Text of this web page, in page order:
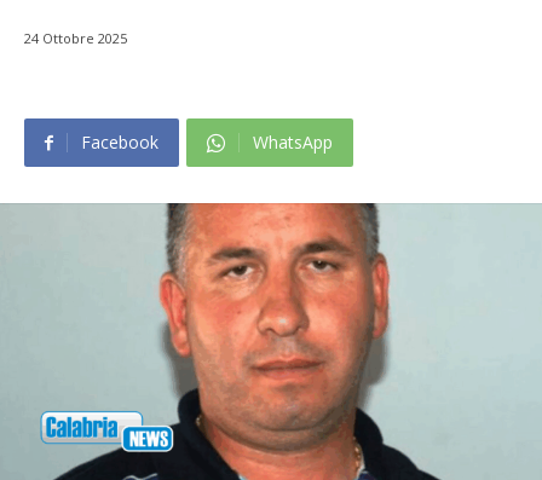
24 Ottobre 2025
Facebook WhatsApp